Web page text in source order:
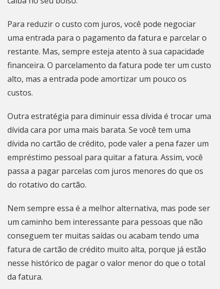
Para reduzir o custo com juros, você pode negociar
uma entrada para o pagamento da fatura e parcelar o
restante. Mas, sempre esteja atento à sua capacidade
financeira. O parcelamento da fatura pode ter um custo
alto, mas a entrada pode amortizar um pouco os
custos.
Outra estratégia para diminuir essa dívida é trocar uma
dívida cara por uma mais barata. Se você tem uma
dívida no cartão de crédito, pode valer a pena fazer um
empréstimo pessoal para quitar a fatura. Assim, você
passa a pagar parcelas com juros menores do que os
do rotativo do cartão.
Nem sempre essa é a melhor alternativa, mas pode ser
um caminho bem interessante para pessoas que não
conseguem ter muitas saídas ou acabam tendo uma
fatura de cartão de crédito muito alta, porque já estão
nesse histórico de pagar o valor menor do que o total
da fatura.